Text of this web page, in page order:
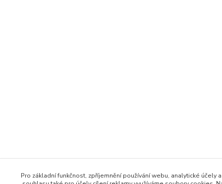
Pro základní funkčnost, zpříjemnění používání webu, analytické účely